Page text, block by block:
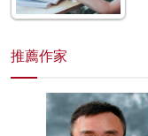
推薦作家